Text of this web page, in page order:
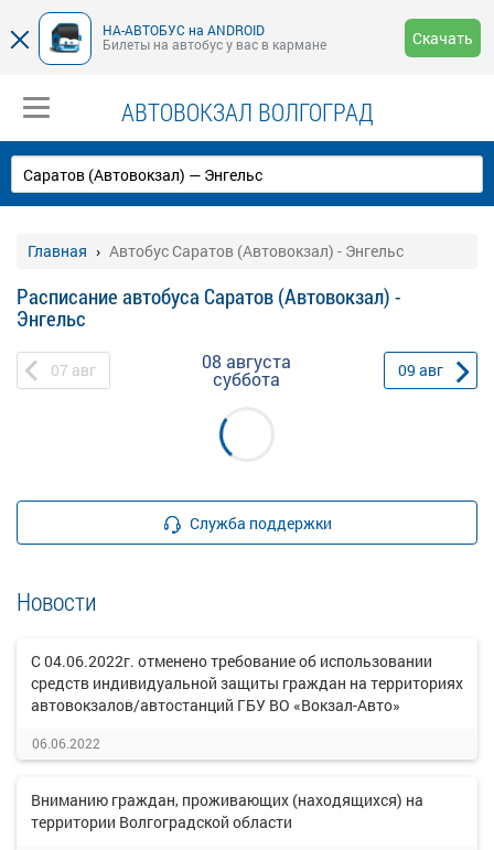
НА-АВТОБУС на ANDROID
Билеты на автобус у вас в кармане
Скачать
АВТОВОКЗАЛ ВОЛГОГРАД
Главная Автобус Саратов (Автовокзал) - Энгельс
Расписание автобуса Саратов (Автовокзал) -
Энгельс
07 авг 08 августа
суббота 09 авг
Служба поддержки
Новости
С 04.06.2022г. отменено требование об использовании
средств индивидуальной защиты граждан на территориях
автовокзалов/автостанций ГБУ ВО «Вокзал-Авто»
06.06.2022
Вниманию граждан, проживающих (находящихся) на
территории Волгоградской области